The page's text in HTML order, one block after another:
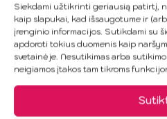
Siekdami užtikrinti geriausią patirtį,
kaip slapukai, kad išsaugotume ir
įrenginio informacijos. Sutikdami su
apdoroti tokius duomenis kaip
svetainėje. Nesutikimas arba
neigiamos įtakos tam tikroms
PENTHOUSE –
Balta Hipnotinė